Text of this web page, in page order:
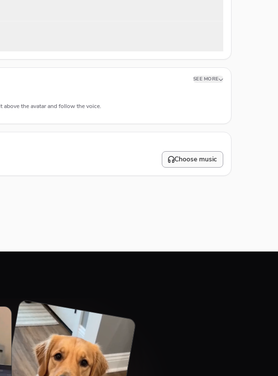
SEE MORE
the avatar and follow the voice.
Choose music